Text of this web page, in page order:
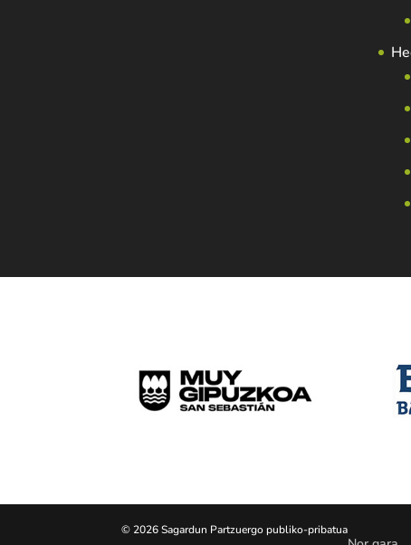
© 2026 Sagardun Partzuergo publiko-pribatua